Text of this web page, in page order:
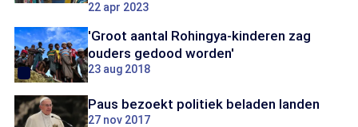
22 apr 2023
'Groot aantal Rohingya-kinderen zag
ouders gedood worden'
23 aug 2018
Paus bezoekt politiek beladen landen
27 nov 2017